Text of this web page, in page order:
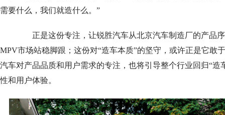
需要什么，我们就造什么。”
正是这份专注，让锐胜汽车从北京汽车制造厂的产品序
MPV市场站稳脚跟；这份对“造车本质”的坚守，或许正是它敢
汽车对产品品质和用户需求的专注，也将引导整个行业回归“造
性和用户体验。